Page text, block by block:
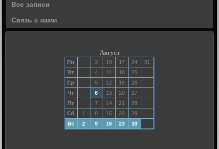
Все записи
Связь с нами
Август
Пн 3 10 17 24
31
Вт
4 11 18
25
Ср
5 12 19
26
Чт
6 13 20
27
Пт
7 14 21
28
Сб
1 8 15 22
29
Вс
2 9 16 23 30